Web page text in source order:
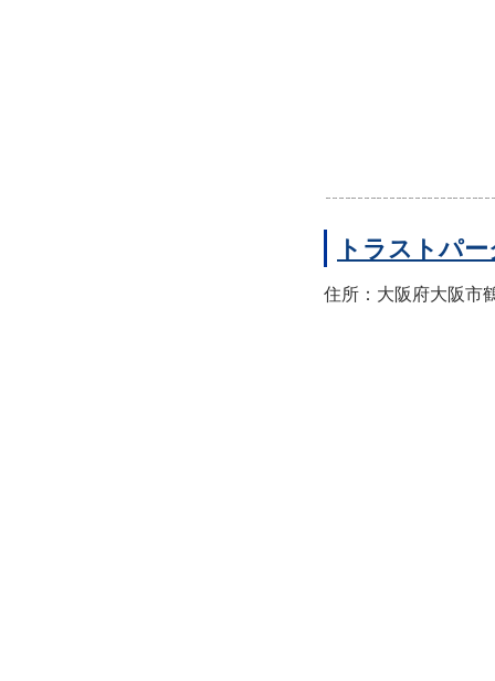
トラストパ
住所：大阪府大阪市